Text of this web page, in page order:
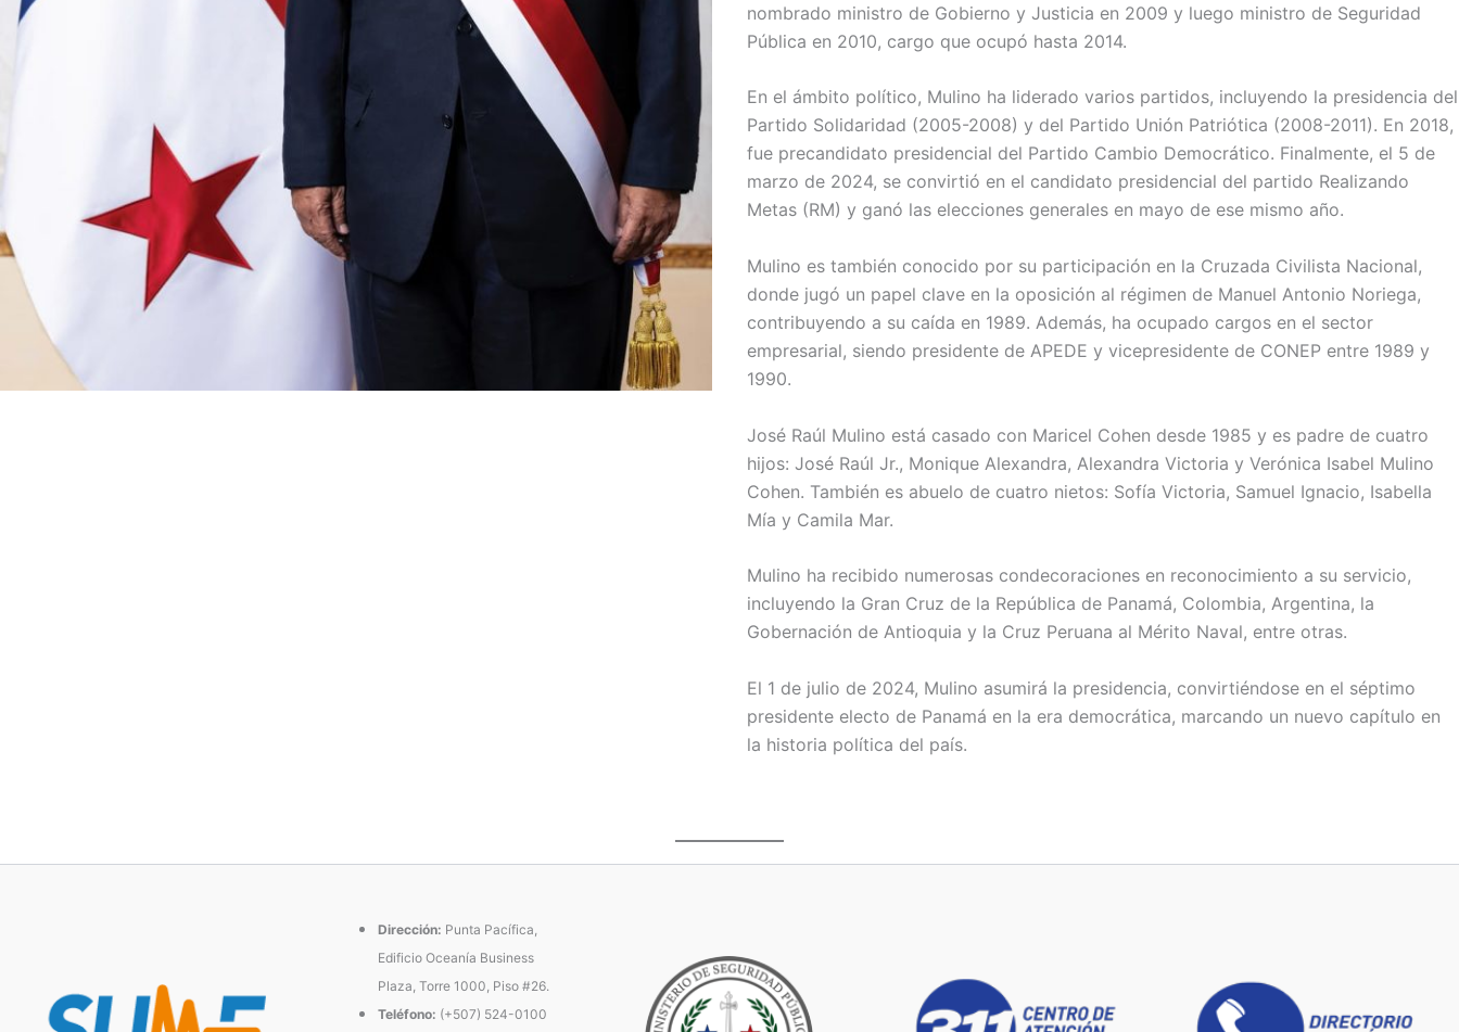
nombrado ministro de Gobierno y Justicia en 2009 y luego ministro de Seguridad
Pública en 2010, cargo que ocupó hasta 2014.
En el ámbito político, Mulino ha liderado varios partidos, incluyendo la presidencia del
Partido Solidaridad (2005-2008) y del Partido Unión Patriótica (2008-2011). En 2018,
fue precandidato presidencial del Partido Cambio Democrático. Finalmente, el 5 de
marzo de 2024, se convirtió en el candidato presidencial del partido Realizando
Metas (RM) y ganó las elecciones generales en mayo de ese mismo año.
Mulino es también conocido por su participación en la Cruzada Civilista Nacional,
donde jugó un papel clave en la oposición al régimen de Manuel Antonio Noriega,
contribuyendo a su caída en 1989. Además, ha ocupado cargos en el sector
empresarial, siendo presidente de APEDE y vicepresidente de CONEP entre 1989 y
1990.
José Raúl Mulino está casado con Maricel Cohen desde 1985 y es padre de cuatro
hijos: José Raúl Jr., Monique Alexandra, Alexandra Victoria y Verónica Isabel Mulino
Cohen. También es abuelo de cuatro nietos: Sofía Victoria, Samuel Ignacio, Isabella
Mía y Camila Mar.
Mulino ha recibido numerosas condecoraciones en reconocimiento a su servicio,
incluyendo la Gran Cruz de la República de Panamá, Colombia, Argentina, la
Gobernación de Antioquia y la Cruz Peruana al Mérito Naval, entre otras.
El 1 de julio de 2024, Mulino asumirá la presidencia, convirtiéndose en el séptimo
presidente electo de Panamá en la era democrática, marcando un nuevo capítulo en
la historia política del país.
Dirección: Punta Pacífica,
Edificio Oceanía Business
Plaza, Torre 1000, Piso #26.
Teléfono: (+507) 524-0100